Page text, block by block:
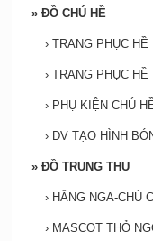
» ĐỒ CHÚ HỀ
› TRANG PHỤC HỀ
› TRANG PHỤC HỀ
› PHỤ KIỆN CHÚ
› DV TẠO HÌNH
» ĐỒ TRUNG THU
› HẰNG NGA-CHÚ
› MASCOT THỎ